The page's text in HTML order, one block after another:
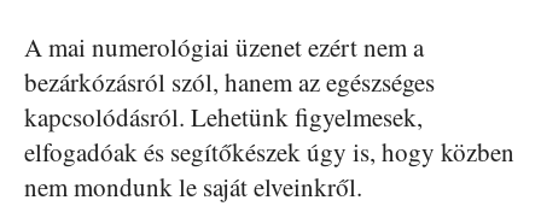
A mai numerológiai üzenet ezért nem a
bezárkózásról szól, hanem az egészséges
kapcsolódásról. Lehetünk figyelmesek,
elfogadóak és segítőkészek úgy is, hogy közben
nem mondunk le saját elveinkről.